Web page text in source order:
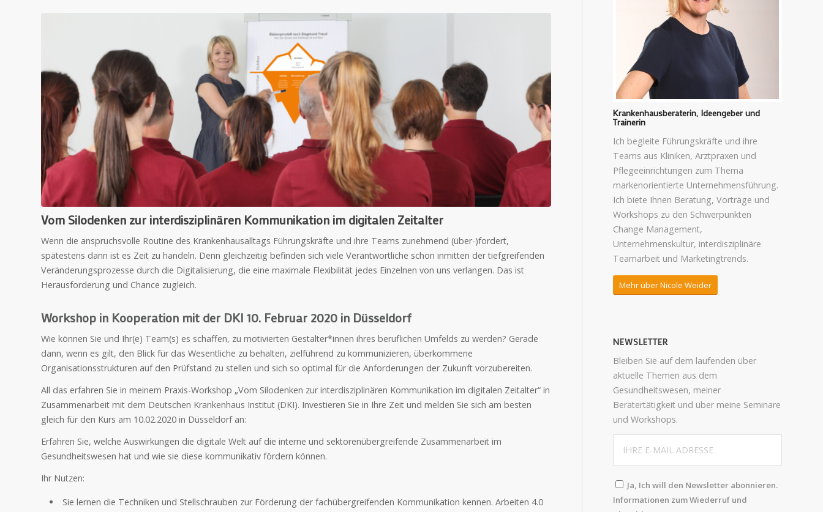
Vom Silodenken zur interdisziplinären Kommunikation im digitalen Zeitalter
Wenn die anspruchsvolle Routine des Krankenhausalltags Führungskräfte und ihre Teams zunehmend (über-)fordert,
spätestens dann ist es Zeit zu handeln. Denn gleichzeitig befinden sich viele Verantwortliche schon inmitten der tiefgreifenden
Veränderungsprozesse durch die Digitalisierung, die eine maximale Flexibilität jedes Einzelnen von uns verlangen. Das ist
Herausforderung und Chance zugleich.
Workshop in Kooperation mit der DKI 10. Februar 2020 in Düsseldorf
Wie können Sie und Ihr(e) Team(s) es schaffen, zu motivierten Gestalter*innen ihres beruflichen Umfelds zu werden? Gerade
dann, wenn es gilt, den Blick für das Wesentliche zu behalten, zielführend zu kommunizieren, überkommene
Organisationsstrukturen auf den Prüfstand zu stellen und sich so optimal für die Anforderungen der Zukunft vorzubereiten.
All das erfahren Sie in meinem Praxis-Workshop „Vom Silodenken zur interdisziplinären Kommunikation im digitalen Zeitalter“ in
Zusammenarbeit mit dem Deutschen Krankenhaus Institut (DKI). Investieren Sie in Ihre Zeit und melden Sie sich am besten
gleich für den Kurs am 10.02.2020 in Düsseldorf an:
Erfahren Sie, welche Auswirkungen die digitale Welt auf die interne und sektorenübergreifende Zusammenarbeit im
Gesundheitswesen hat und wie sie diese kommunikativ fördern können.
Ihr Nutzen:
Sie lernen die Techniken und Stellschrauben zur Förderung der fachübergreifenden Kommunikation kennen. Arbeiten 4.0
Krankenhausberaterin, Ideengeber und
Trainerin
Ich begleite Führungskräfte und ihre
Teams aus Kliniken, Arztpraxen und
Pflegeeinrichtungen zum Thema
markenorientierte Unternehmensführung.
Ich biete Ihnen Beratung, Vorträge und
Workshops zu den Schwerpunkten
Change Management,
Unternehmenskultur, interdisziplinäre
Teamarbeit und Marketingtrends.
Mehr über Nicole Weider
NEWSLETTER
Bleiben Sie auf dem laufenden über
aktuelle Themen aus dem
Gesundheitswesen, meiner
Beratertätigkeit und über meine Seminare
und Workshops.
Ja, Ich will den Newsletter abonnieren.
Informationen zum Wiederruf und